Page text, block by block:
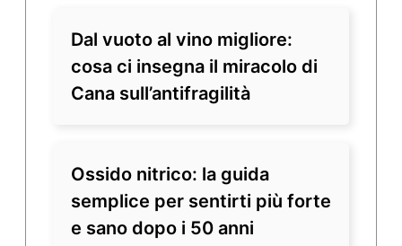
Dal vuoto al vino migliore:
cosa ci insegna il miracolo di
Cana sull’antifragilità
Ossido nitrico: la guida
semplice per sentirti più forte
e sano dopo i 50 anni